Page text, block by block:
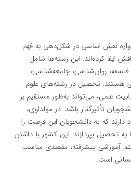
نقش اساسی در شکل‌دهی به فهم
ایفا کرده‌اند. این رشته‌ها شامل
روان‌شناسی، جامعه‌شناسی،
هستند. تحصیل در رشته‌های علوم
علمی، می‌تواند به‌طور مستقیم بر
تأثیرگذار باشد. در مولداوی،
که به دانشجویان این فرصت را
تحصیل بپردازند. این کشور با داشتن
آموزشی پیشرفته، مقصدی مناسب
است.